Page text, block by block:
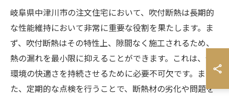
岐阜県中津川市の注文住宅において、吹付断熱は長期的
な性能維持において非常に重要な役割を果たします。ま
ず、吹付断熱はその特性上、隙間なく施工されるため、
熱の漏れを最小限に抑えることができます。これは、住
環境の快適さを持続させるために必要不可欠です。ま
た、定期的な点検を行うことで、断熱材の劣化や問題を